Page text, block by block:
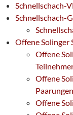
Schnellschach-
Schnellschach-
Offene Solinger
Offene
Offene
Paarungen
Offene